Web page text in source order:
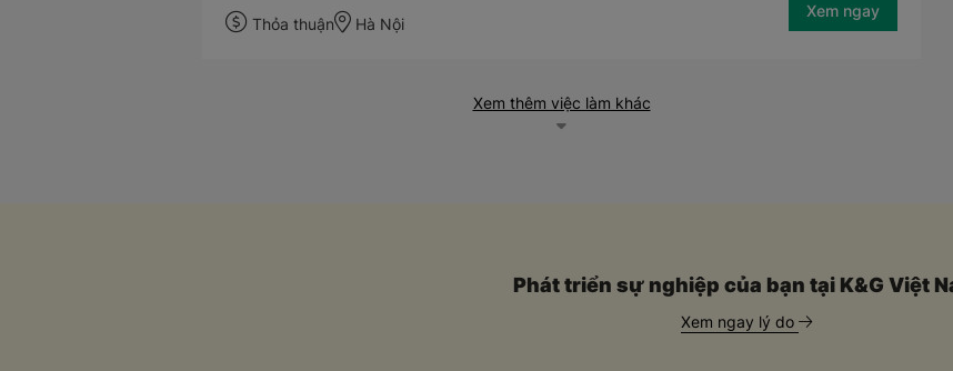
Thỏa thuận Hà Nội
Xem ngay
Xem thêm việc làm khác
Phát triển sự nghiệp của bạn tại K&G Việt
Xem ngay lý do